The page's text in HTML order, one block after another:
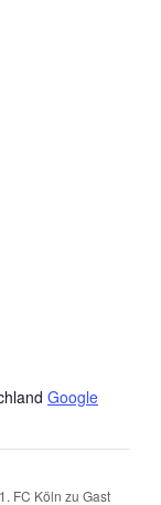
Google
FC Köln zu Gast